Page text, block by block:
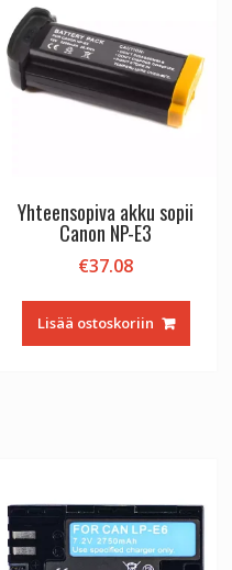
Yhteensopiva akku sopii
Canon NP-E3
€37.08
Lisää ostoskoriin